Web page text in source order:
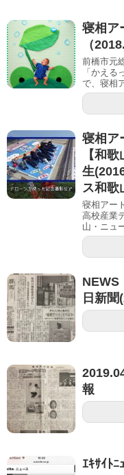
寝相ア
（
前橋市元
「かえる
で、寝相
寝相ア
【和
生
ス和歌
寝相アー
高校産業
山・ニュ
NEWS
日新聞
報
ｴｷｻｲﾄ